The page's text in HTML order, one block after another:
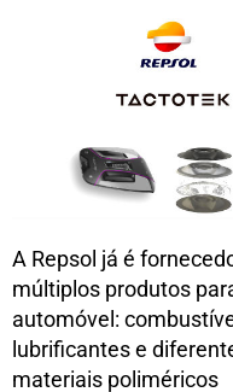
A Repsol já é
múltiplos produtos
automóvel:
lubrificantes e
materiais poliméricos